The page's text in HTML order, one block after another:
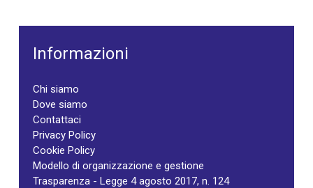
Informazioni
Chi siamo
Dove siamo
Contattaci
Privacy Policy
Cookie Policy
Modello di organizzazione e gestione
Trasparenza - Legge 4 agosto 2017, n. 124